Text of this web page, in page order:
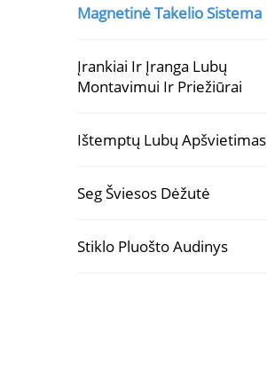
Magnetinė Takelio Sistema
Įrankiai Ir Įranga Lubų
Montavimui Ir Priežiūrai
Ištemptų Lubų Apšvietimas
Seg Šviesos Dėžutė
Stiklo Pluošto Audinys